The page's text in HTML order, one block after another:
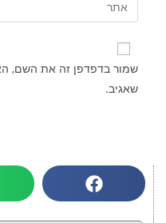
שמור בדפדפן זה את השם,
שאגיב.